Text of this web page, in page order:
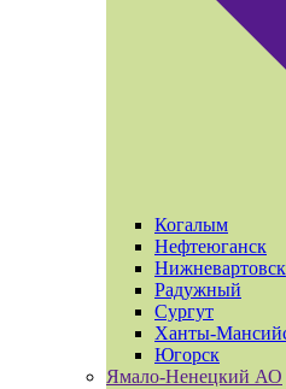
Когалым
Нефтеюганск
Нижневартовск
Радужный
Сургут
Ханты-
Югорск
Ямало-Ненецкий АО